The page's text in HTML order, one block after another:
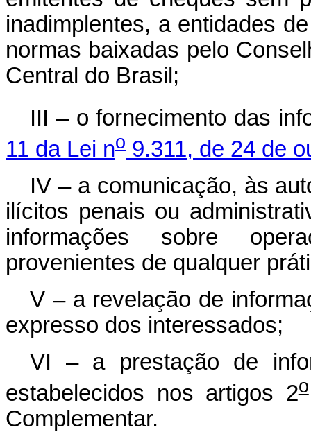
inadimplentes, a entidades
normas baixadas pelo
Central do Brasil;
III – o fornecimento das
11 da Lei no 9.311, de 24 de
IV – a comunicação, às
ilícitos penais ou
informações sobre
provenientes de qualquer
V – a revelação de
expresso dos interessados;
VI – a prestação de
estabelecidos nos artigos 2o
Complementar.